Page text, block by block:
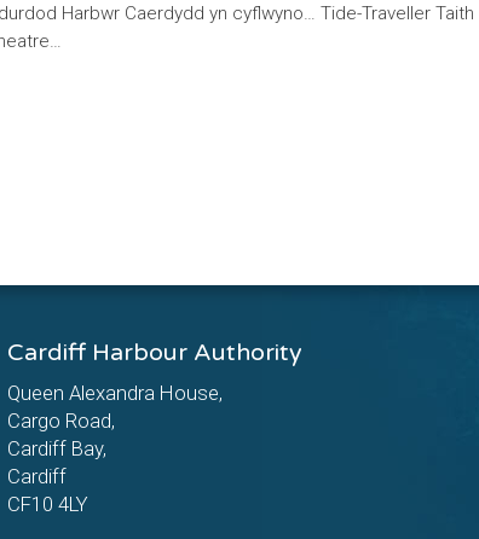
Harbwr Caerdydd yn cyflwyno… Tide-Traveller
Cardiff Harbour Authority
Queen Alexandra House,
Cargo Road,
Cardiff Bay,
Cardiff
CF10 4LY